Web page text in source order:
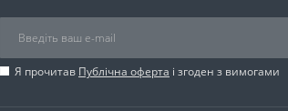
Я прочитав Публічна оферта і згоден з вимогами